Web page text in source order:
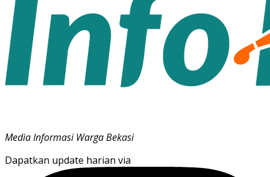
Media Informasi Warga Bekasi
Dapatkan update harian via